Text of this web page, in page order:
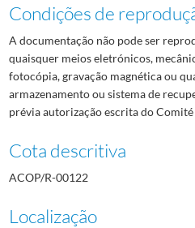
Condições de
A documentação não pode ser
quaisquer meios eletrónicos,
fotocópia, gravação magnética ou
armazenamento ou sistema de
prévia autorização escrita do
Cota descritiva
ACOP/R-00122
Localização